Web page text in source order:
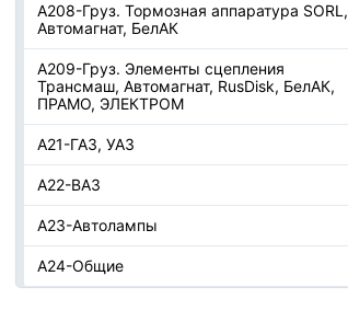
А208-Груз. Тормозная аппаратура SORL,
Автомагнат, БелАК
А209-Груз. Элементы сцепления
Трансмаш, Автомагнат, RusDisk, БелАК,
ПРАМО, ЭЛЕКТРОМ
А21-ГАЗ, УАЗ
А22-ВАЗ
А23-Автолампы
А24-Общие